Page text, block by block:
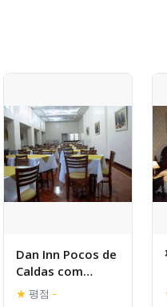
Dan Inn Pocos de
Caldas com
Cortesia de 01
★ 평점 –